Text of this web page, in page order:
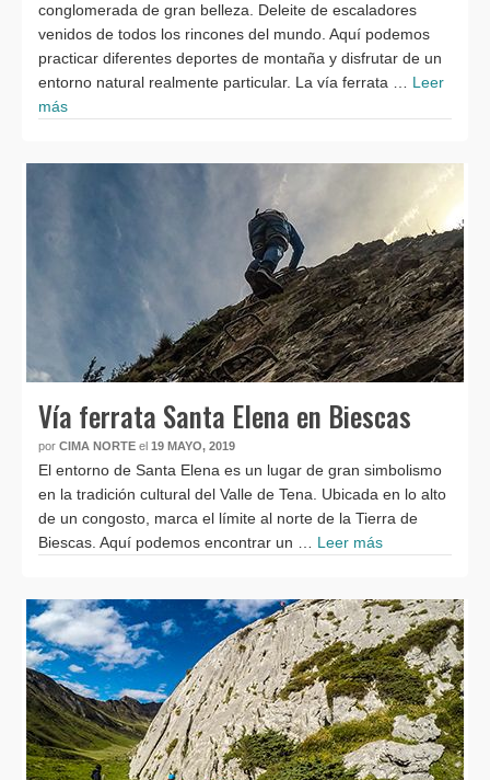
conglomerada de gran belleza. Deleite de escaladores
venidos de todos los rincones del mundo. Aquí podemos
practicar diferentes deportes de montaña y disfrutar de un
entorno natural realmente particular. La vía ferrata … Leer
más
Vía ferrata Santa Elena en Biescas
por CIMA NORTE el 19 MAYO, 2019
El entorno de Santa Elena es un lugar de gran simbolismo
en la tradición cultural del Valle de Tena. Ubicada en lo alto
de un congosto, marca el límite al norte de la Tierra de
Biescas. Aquí podemos encontrar un … Leer más